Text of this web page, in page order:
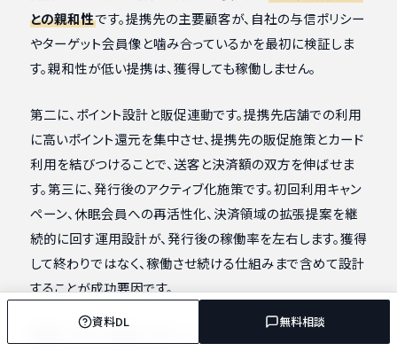
資料DL 無料相談
との親和性です。提携先の主要顧客が、自社の与信ポリシー
やターゲット会員像と噛み合っているかを最初に検証しま
す。親和性が低い提携は、獲得しても稼働しません。
第二に、ポイント設計と販促連動です。提携先店舗での利用
に高いポイント還元を集中させ、提携先の販促施策とカード
利用を結びつけることで、送客と決済額の双方を伸ばせま
す。第三に、発行後のアクティブ化施策です。初回利用キャン
ペーン、休眠会員への再活性化、決済領域の拡張提案を継
続的に回す運用設計が、発行後の稼働率を左右します。獲得
して終わりではなく、稼働させ続ける仕組みまで含めて設計
することが成功要因です。
失敗しやすい典型パターン